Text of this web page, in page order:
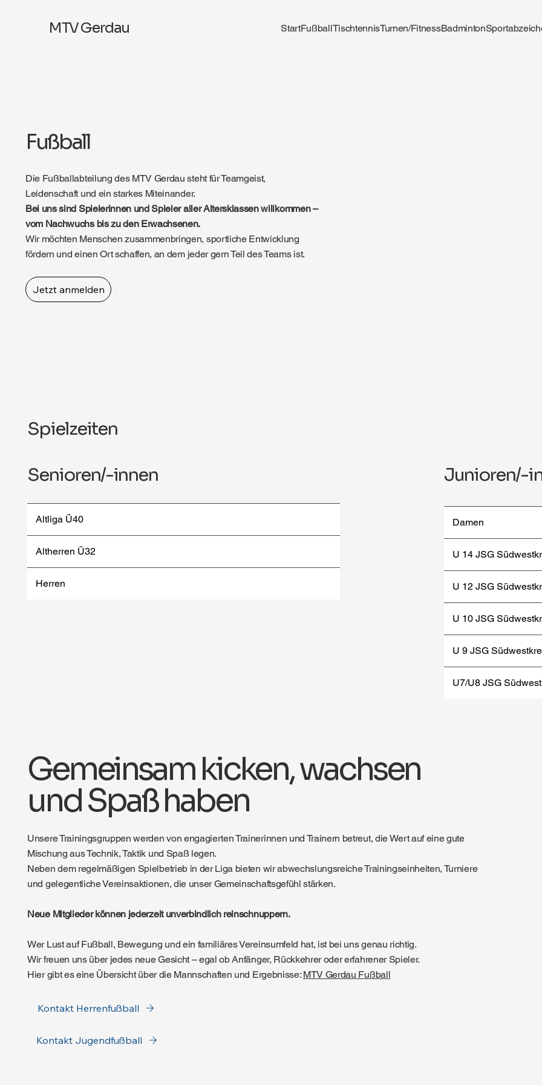
MTV Gerdau StartFußballTischtennisTurnen/FitnessBadminton
Fußball
Die Fußballabteilung des MTV Gerdau steht für Teamgeist,
Leidenschaft und ein starkes Miteinander.
Bei uns sind Spielerinnen und Spieler aller Altersklassen willkommen –
vom Nachwuchs bis zu den Erwachsenen.
Wir möchten Menschen zusammenbringen, sportliche Entwicklung
fördern und einen Ort schaffen, an dem jeder gern Teil des Teams ist.
Jetzt anmelden
Spielzeiten
Senioren/-innen Junioren/-
Damen
U 14 JSG
U 12 JSG
U 10 JSG
U 9 JSG
U7/U8 JSG
Altliga Ü40
Altherren Ü32
Herren
Gemeinsam kicken, wachsen
und Spaß haben
Unsere Trainingsgruppen werden von engagierten Trainerinnen und Trainern betreut, die Wert auf eine gute
Mischung aus Technik, Taktik und Spaß legen.
Neben dem regelmäßigen Spielbetrieb in der Liga bieten wir abwechslungsreiche Trainingseinheiten, Turniere
und gelegentliche Vereinsaktionen, die unser Gemeinschaftsgefühl stärken.
Neue Mitglieder können jederzeit unverbindlich reinschnuppern.
Wer Lust auf Fußball, Bewegung und ein familiäres Vereinsumfeld hat, ist bei uns genau richtig.
Wir freuen uns über jedes neue Gesicht – egal ob Anfänger, Rückkehrer oder erfahrener Spieler.
Hier gibt es eine Übersicht über die Mannschaften und Ergebnisse: MTV Gerdau Fußball
Kontakt Herrenfußball
Kontakt Jugendfußball